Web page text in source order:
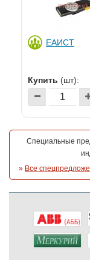
ЕАИСТ
Купить (шт):
Специальные
» Все